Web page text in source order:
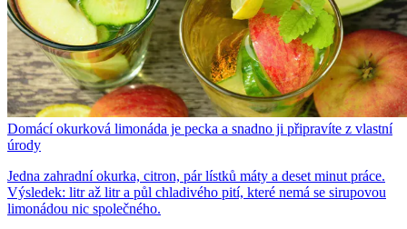
Domácí okurková limonáda je pecka a snadno ji připravíte z vlastní
úrody
Jedna zahradní okurka, citron, pár lístků máty a deset minut práce.
Výsledek: litr až litr a půl chladivého pití, které nemá se sirupovou
limonádou nic společného.